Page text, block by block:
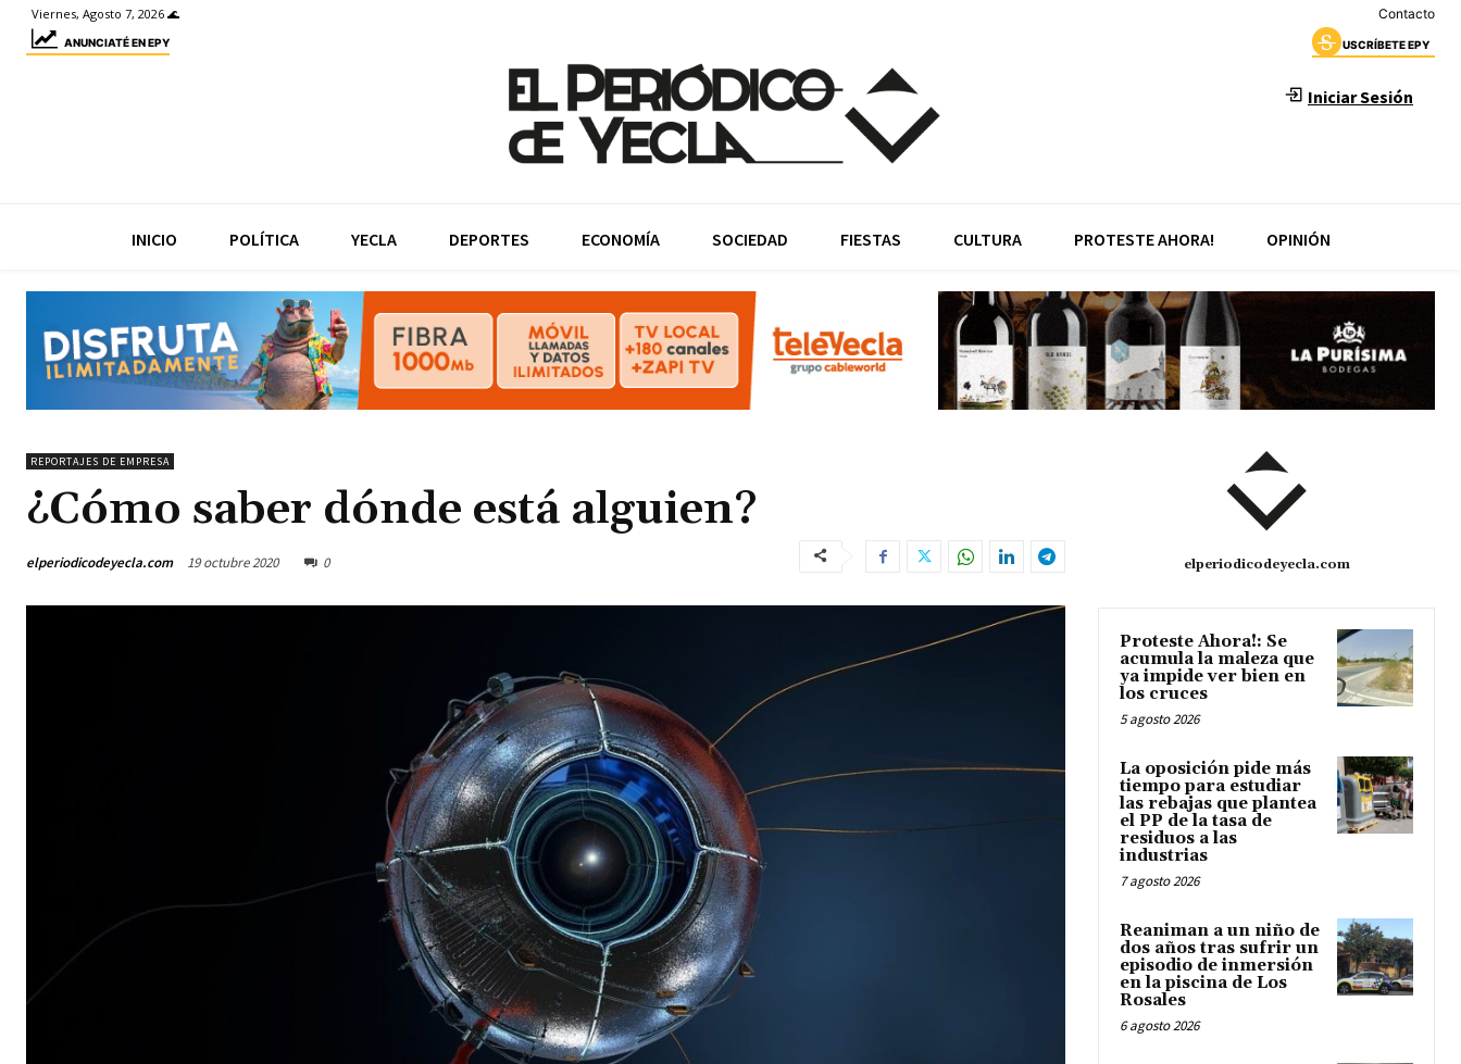
Viernes, Agosto 7, 2026 🌊 Contacto
ANUNCIATÉ EN EPY USCRÍBETE EPY
Iniciar Sesión
INICIO POLÍTICA YECLA DEPORTES ECONOMÍA SOCIEDAD FIESTAS CULTURA PROTESTE AHORA! OPINIÓN
REPORTAJES DE EMPRESA
¿Cómo saber dónde está alguien?
elperiodicodeyecla.com 19 octubre 2020 0 elperiodicodeyecla.com
Proteste Ahora!: Se
acumula la maleza que
ya impide ver bien en
los cruces
5 agosto 2026
La oposición pide más
tiempo para estudiar
las rebajas que plantea
el PP de la tasa de
residuos a las
industrias
7 agosto 2026
Reaniman a un niño de
dos años tras sufrir un
episodio de inmersión
en la piscina de Los
Rosales
6 agosto 2026